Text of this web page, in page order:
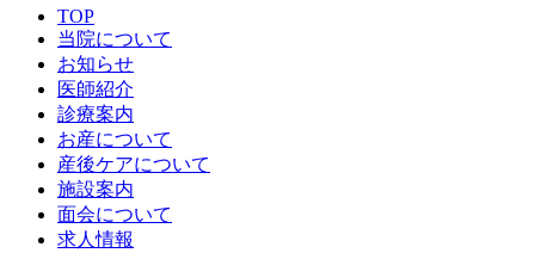
TOP
当院について
お知らせ
医師紹介
診療案内
お産について
産後ケアについて
施設案内
面会について
求人情報